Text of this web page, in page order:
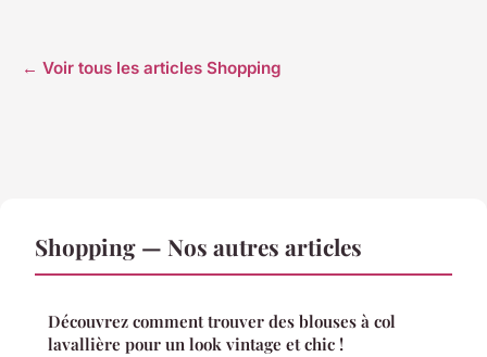
← Voir tous les articles Shopping
Shopping — Nos autres articles
Découvrez comment trouver des blouses à col
lavallière pour un look vintage et chic !